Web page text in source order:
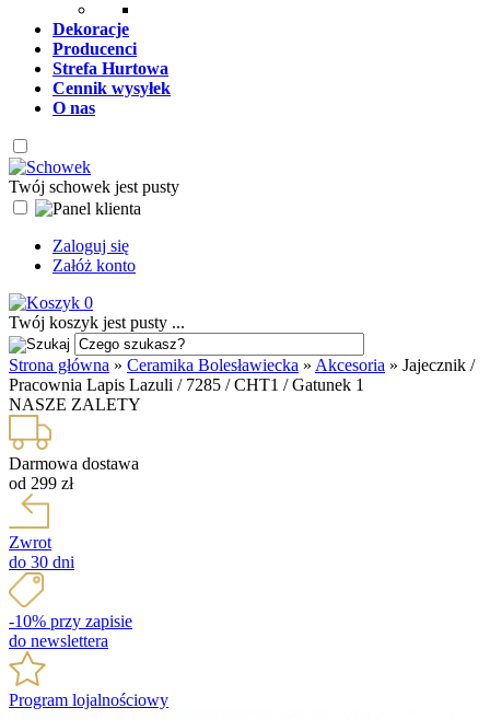
Dekoracje
Producenci
Strefa Hurtowa
Cennik wysyłek
O nas
Twój schowek jest pusty
Zaloguj się
Załóż konto
0
Twój koszyk jest pusty ...
Strona główna » Ceramika Bolesławiecka » Akcesoria » Jajecznik /
Pracownia Lapis Lazuli / 7285 / CHT1 / Gatunek 1
NASZE ZALETY
Darmowa dostawa
od 299 zł
Zwrot
do 30 dni
-10% przy zapisie
do newslettera
Program lojalnościowy